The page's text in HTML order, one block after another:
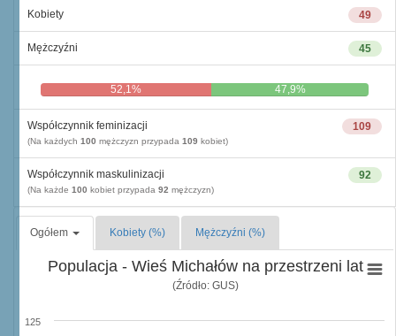
49
Kobiety
45
Mężczyźni
52,1% 47,9%
109
Współczynnik feminizacji
(Na każdych 100 mężczyzn przypada 109 kobiet)
92
Współczynnik maskulinizacji
(Na każde 100 kobiet przypada 92 mężczyzn)
Ogółem Kobiety (%) Mężczyźni (%)
Populacja - Wieś Michałów na przestrzeni lat
(Źródło: GUS)
125